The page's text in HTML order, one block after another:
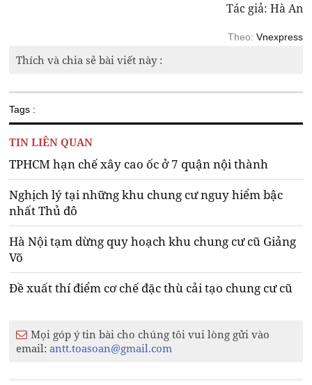
Tác giả: Hà An
Theo: Vnexpress
Thích và chia sẻ bài viết này :
Tags :
TIN LIÊN QUAN
TPHCM hạn chế xây cao ốc ở 7 quận nội thành
Nghịch lý tại những khu chung cư nguy hiểm bậc
nhất Thủ đô
Hà Nội tạm dừng quy hoạch khu chung cư cũ Giảng
Võ
Đề xuất thí điểm cơ chế đặc thù cải tạo chung cư cũ
Mọi góp ý tin bài cho chúng tôi vui lòng gửi vào
email:antt.toasoan@gmail.com